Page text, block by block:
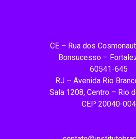
CE – Rua dos
Bonsucesso –
60541-645
RJ – Avenida Rio
Sala 1208, Centro – Rio
CEP 20040-004